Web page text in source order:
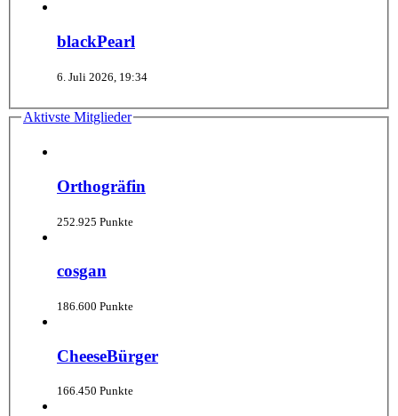
blackPearl
6. Juli 2026, 19:34
Aktivste Mitglieder
Orthogräfin
252.925 Punkte
cosgan
186.600 Punkte
CheeseBürger
166.450 Punkte